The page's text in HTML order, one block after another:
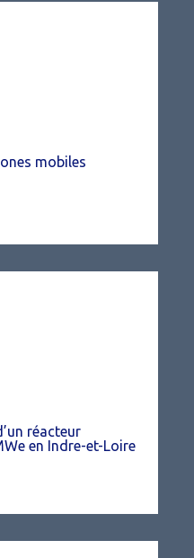
mobiles
réacteur
en Indre-et-Loire